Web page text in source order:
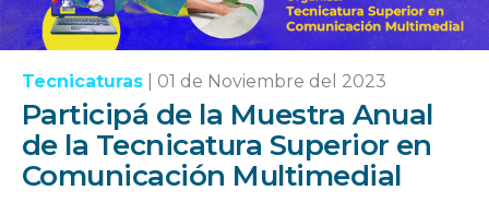
Tecnicaturas 01 de Noviembre del 2023
Participá de la Muestra Anual
de la Tecnicatura Superior en
Comunicación Multimedial